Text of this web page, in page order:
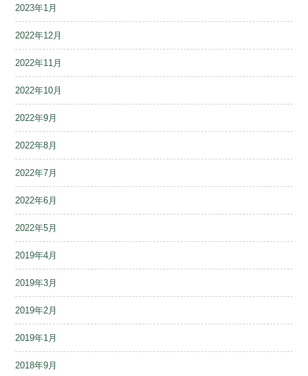
2023年1月
2022年12月
2022年11月
2022年10月
2022年9月
2022年8月
2022年7月
2022年6月
2022年5月
2019年4月
2019年3月
2019年2月
2019年1月
2018年9月